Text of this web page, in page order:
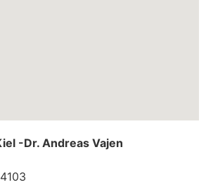
-Dr. Andreas Vajen